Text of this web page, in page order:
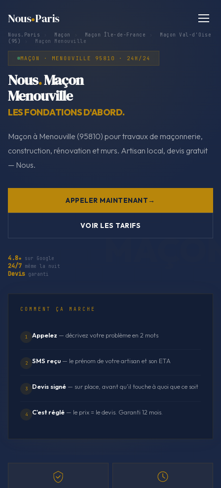
Nous Paris
Nous.Paris Maçon Maçon Île-de-France
Maçon Val-d'Oise
(95)
Maçon Menouville
MAÇON · MENOUVILLE 95810 · 24H/24
Nous.Maçon
Menouville
LES FONDATIONS D'ABORD.
Maçon à Menouville (95810) pour travaux de maçonnerie,
construction, rénovation et murs. Artisan local, devis gratuit
— Nous.
APPELER MAINTENANT
VOIR LES TARIFS
4.8★ sur Google
24/7 même la nuit
Devis garanti
COMMENT ÇA MARCHE
1 Appelez — décrivez votre problème en 2 mots
2 SMS reçu — le prénom de votre artisan et son ETA
3 Devis signé — sur place, avant qu'il touche à quoi que ce soit
4 C'est réglé — le prix = le devis. Garanti 12 mois.